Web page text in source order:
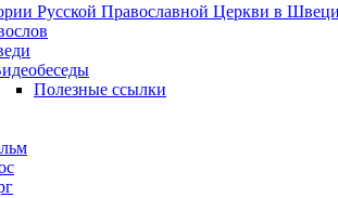
Русской Православной Церкви в
Полезные ссылки